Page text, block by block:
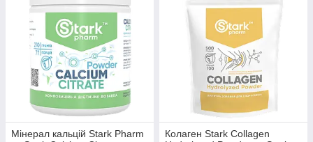
Мінерал кальцій Stark Pharm
Колаген Stark Collagen